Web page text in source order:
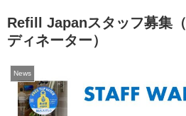
Refill Japanスタッフ募集
ディネーター）
News